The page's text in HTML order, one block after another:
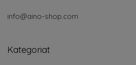
info@aino-shop.com
Kategoriat